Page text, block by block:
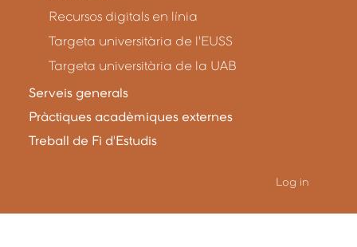
Recursos digitals en línia
Targeta universitària de l'EUSS
Targeta universitària de la UAB
Serveis generals
Pràctiques acadèmiques externes
Treball de Fi d'Estudis
Log in